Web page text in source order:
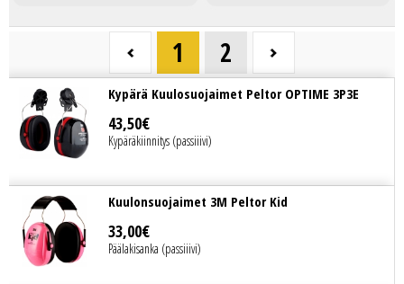
1 2
Kypärä Kuulosuojaimet Peltor OPTIME 3P3E
43,50€
Kypäräkiinnitys (passiiivi)
Kuulonsuojaimet 3M Peltor Kid
33,00€
Päälakisanka (passiiivi)